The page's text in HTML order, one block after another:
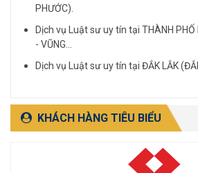
PHƯỚC).
Dịch vụ Luật sư uy tín tại THÀNH PHỐ
- VŨNG...
Dịch vụ Luật sư uy tín tại ĐẮK LẮK
Dịch vụ Luật sư uy tín tại LÂM
KHÁCH HÀNG TIÊU BIỂU